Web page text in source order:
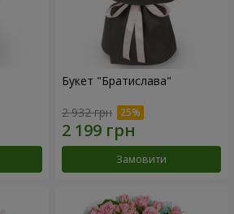
Букет "Братислава"
2 932 грн
Замовити